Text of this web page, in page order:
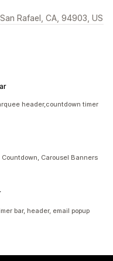
Rafael, CA, 94903, US
header,countdown timer
Carousel Banners
bar, header, email popup